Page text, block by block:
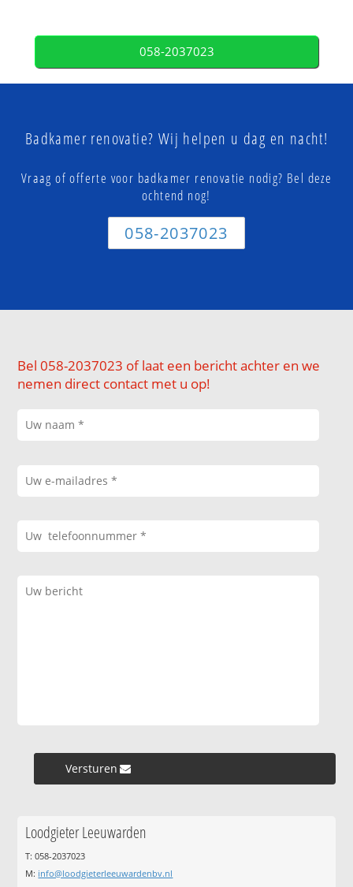
058-2037023
Badkamer renovatie? Wij helpen u dag en nacht!
Vraag of offerte voor badkamer renovatie nodig? Bel deze
ochtend nog!
058-2037023
Bel 058-2037023 of laat een bericht achter en we
nemen direct contact met u op!
Versturen »
Loodgieter Leeuwarden
T: 058-2037023
M: info@loodgieterleeuwardenbv.nl